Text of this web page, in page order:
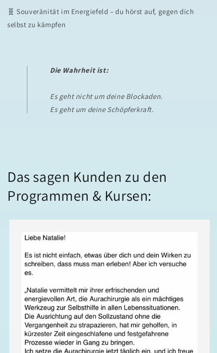
🧬 Souveränität im Energiefeld – du hörst auf, gegen dich
selbst zu kämpfen
Die Wahrheit ist:
Es geht nicht um deine Blockaden.
Es geht um deine Schöpferkraft.
Das sagen Kunden zu den
Programmen & Kursen: